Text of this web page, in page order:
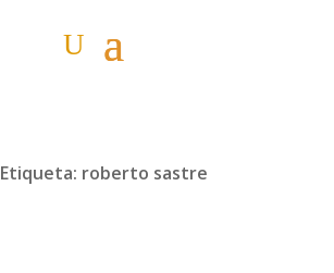
Etiqueta: roberto sastre